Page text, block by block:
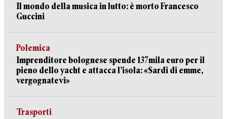
Il mondo della musica in lutto: è morto Francesco
Guccini
Polemica
Imprenditore bolognese spende 137mila euro per il
pieno dello yacht e attacca l’isola: «Sardi di emme,
vergognatevi»
Trasporti